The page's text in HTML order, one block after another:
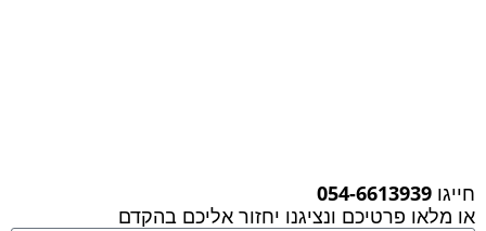
חייגו 054-6613939
או מלאו פרטיכם ונציגנו יחזור אליכם בהקדם